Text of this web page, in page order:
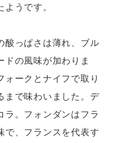
うです。
酸っぱさは薄れ、ブル
ドの風味が加わりま
ォークとナイフで取り
まで味わいました。デ
ラ。フォンダンはフラ
で、フランスを代表す